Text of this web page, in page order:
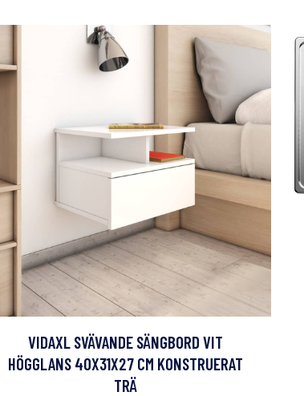
VIDAXL SVÄVANDE SÄNGBORD VIT
HÖGGLANS 40X31X27 CM KONSTRUERAT
TRÄ